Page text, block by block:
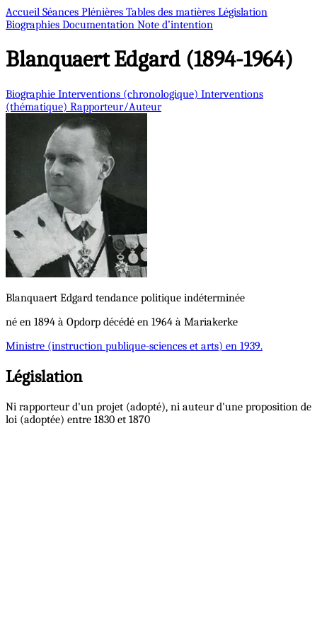
Accueil Séances Plénières Tables des matières Législation
Biographies Documentation Note d’intention
BlanquaertEdgard (1894-1964)
Biographie Interventions (chronologique) Interventions
(thématique) Rapporteur/Auteur
Blanquaert Edgard tendance politique indéterminée
né en 1894 à Opdorp décédé en 1964 à Mariakerke
Ministre (instruction publique-sciences et arts) en 1939.
Législation
Ni rapporteur d'un projet (adopté), ni auteur d'une proposition de
loi (adoptée) entre 1830 et 1870